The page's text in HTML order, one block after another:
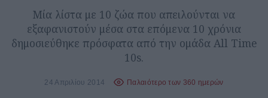
Μία λίστα με 10 ζώα που απειλούνται να
εξαφανιστούν μέσα στα επόμενα 10 χρόνια
δημοσιεύθηκε πρόσφατα από την ομάδα All Time
10s.
24 Απριλίου 2014 Παλαιότερο των 360 ημερών